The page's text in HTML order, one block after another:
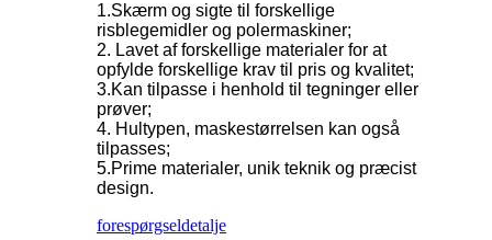
1.Skærm og sigte til forskellige
risblegemidler og polermaskiner;
2. Lavet af forskellige materialer for at
opfylde forskellige krav til pris og kvalitet;
3.Kan tilpasse i henhold til tegninger eller
prøver;
4. Hultypen, maskestørrelsen kan også
tilpasses;
5.Prime materialer, unik teknik og præcist
design.
forespørgseldetalje